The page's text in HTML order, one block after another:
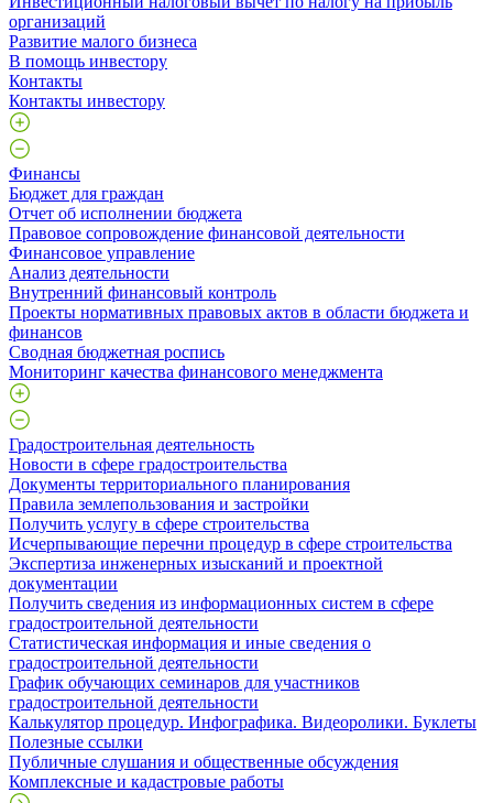
организаций
Развитие малого бизнеса
В помощь инвестору
Контакты
Контакты инвестору
Финансы
Бюджет для граждан
Отчет об исполнении бюджета
Правовое сопровождение финансовой деятельности
Финансовое управление
Анализ деятельности
Внутренний финансовый контроль
Проекты нормативных правовых актов в области бюджета и
финансов
Сводная бюджетная роспись
Мониторинг качества финансового менеджмента
Градостроительная деятельность
Новости в сфере градостроительства
Документы территориального планирования
Правила землепользования и застройки
Получить услугу в сфере строительства
Исчерпывающие перечни процедур в сфере строительства
Экспертиза инженерных изысканий и проектной
документации
Получить сведения из информационных систем в сфере
градостроительной деятельности
Статистическая информация и иные сведения о
градостроительной деятельности
График обучающих семинаров для участников
градостроительной деятельности
Калькулятор процедур. Инфографика. Видеоролики. Буклеты
Полезные ссылки
Публичные слушания и общественные обсуждения
Комплексные и кадастровые работы